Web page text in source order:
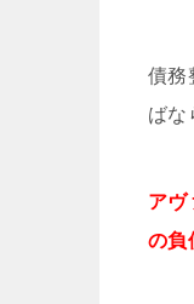
債務
ばな
アヴ
の負